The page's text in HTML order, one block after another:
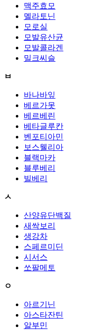
맥주효모
멜라토닌
모로실
모발유산균
모발콜라겐
밀크씨슬
ㅂ
바나바잎
베르가못
베르베린
베타글루칸
벤포티아민
보스웰리아
블랙마카
블루베리
빌베리
ㅅ
산양유단백질
새싹보리
생강차
스페르미딘
시서스
쏘팔메토
ㅇ
아르기닌
아스타잔틴
알부민